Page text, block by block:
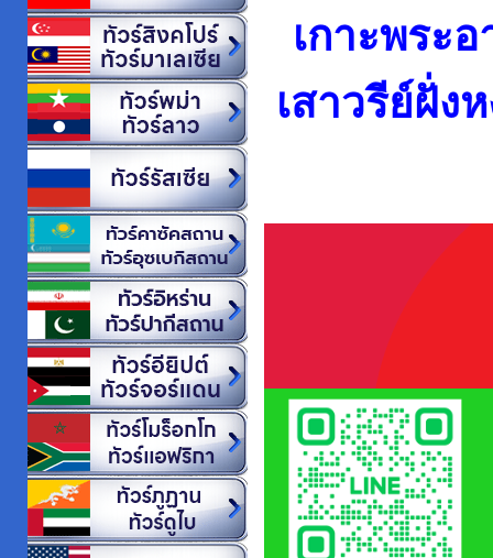
เกาะพระ
เสาวรีย์ฝั่ง